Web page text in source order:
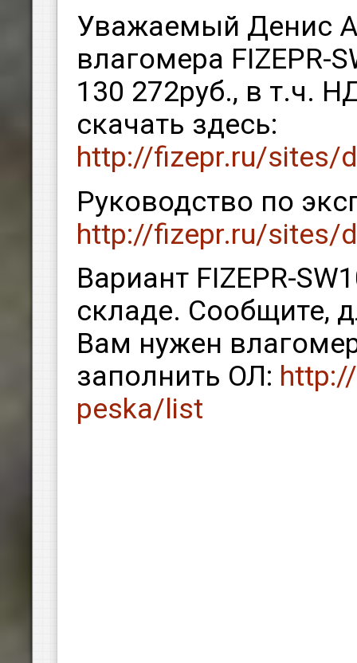
Уважаемый Денис
влагомера FIZEPR-
130 272руб., в т.ч.
скачать здесь:
http://fizepr.ru/sites/
Руководство по
http://fizepr.ru/sites/
Вариант FIZEPR-
складе. Сообщите,
Вам нужен
заполнить ОЛ:
peska/list